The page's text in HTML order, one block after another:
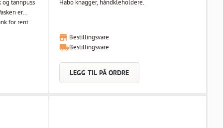
og tannpuss
er
for rent
i
på
komplett
hjul som
Habo knagger, håndkleholdere.
Bestillingsvare
Bestillingsvare
LEGG TIL PÅ ORDRE